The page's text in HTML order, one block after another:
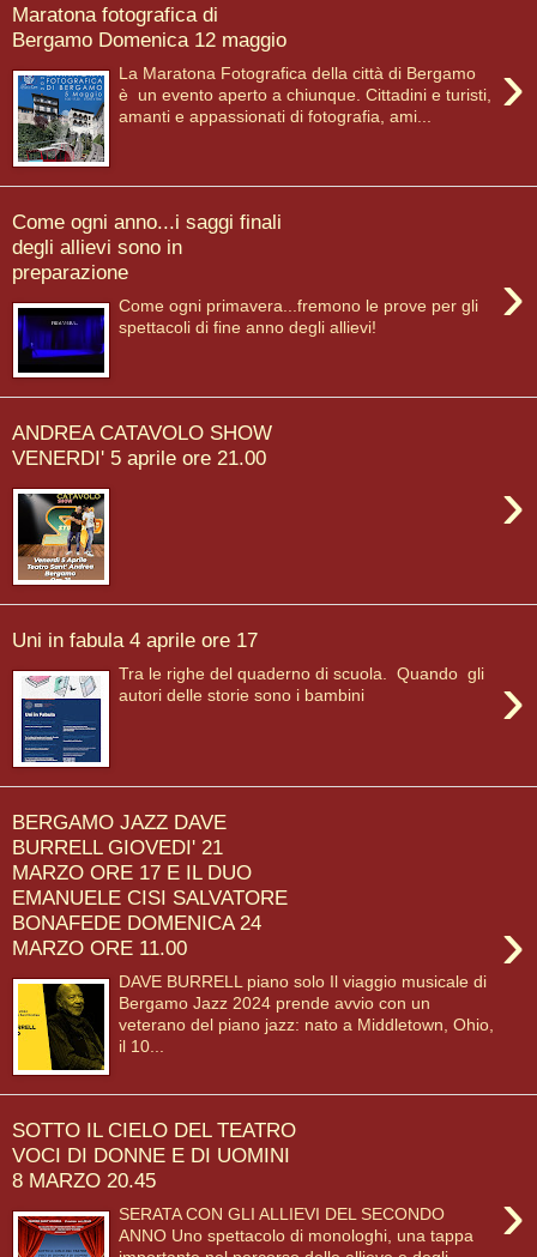
Maratona fotografica di
Bergamo Domenica 12 maggio
›
La Maratona Fotografica della città di Bergamo
è un evento aperto a chiunque. Cittadini e turisti,
amanti e appassionati di fotografia, ami...
Come ogni anno...i saggi finali
degli allievi sono in
preparazione
›
Come ogni primavera...fremono le prove per gli
spettacoli di fine anno degli allievi!
ANDREA CATAVOLO SHOW
VENERDI' 5 aprile ore 21.00
›
Uni in fabula 4 aprile ore 17
›
Tra le righe del quaderno di scuola. Quando gli
autori delle storie sono i bambini
BERGAMO JAZZ DAVE
BURRELL GIOVEDI' 21
MARZO ORE 17 E IL DUO
EMANUELE CISI SALVATORE
BONAFEDE DOMENICA 24
MARZO ORE 11.00
›
DAVE BURRELL piano solo Il viaggio musicale di
Bergamo Jazz 2024 prende avvio con un
veterano del piano jazz: nato a Middletown, Ohio,
il 10...
SOTTO IL CIELO DEL TEATRO
VOCI DI DONNE E DI UOMINI
8 MARZO 20.45
›
SERATA CON GLI ALLIEVI DEL SECONDO
ANNO Uno spettacolo di monologhi, una tappa